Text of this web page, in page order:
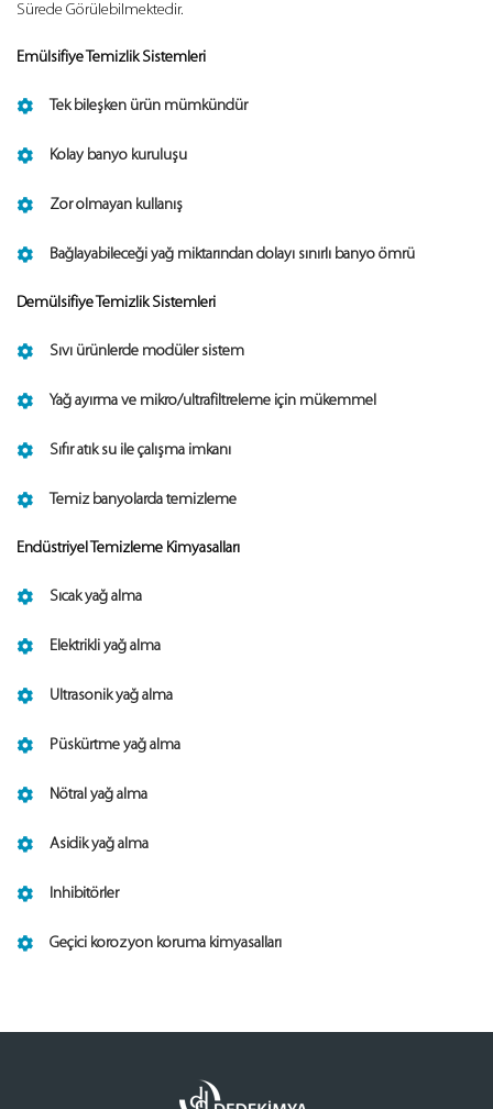
Sürede Görülebilmektedir.
Emülsifiye Temizlik Sistemleri
Tek bileşken ürün mümkündür
Kolay banyo kuruluşu
Zor olmayan kullanış
Bağlayabileceği yağ miktarından dolayı sınırlı banyo ömrü
Demülsifiye Temizlik Sistemleri
Sıvı ürünlerde modüler sistem
Yağ ayırma ve mikro/ultrafiltreleme için mükemmel
Sıfır atık su ile çalışma imkanı
Temiz banyolarda temizleme
Endüstriyel Temizleme Kimyasalları
Sıcak yağ alma
Elektrikli yağ alma
Ultrasonik yağ alma
Püskürtme yağ alma
Nötral yağ alma
Asidik yağ alma
Inhibitörler
Geçici korozyon koruma kimyasalları